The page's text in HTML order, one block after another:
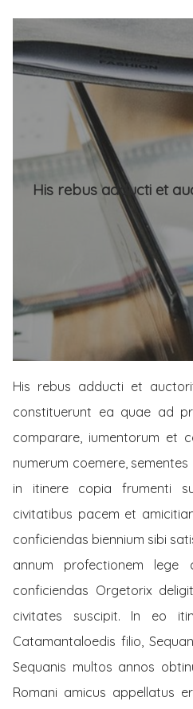
His rebus adducti et
His rebus adducti et
constituerunt ea quae ad
comparare, iumentorum et
numerum coemere,
in itinere copia frumenti
civitatibus pacem et
conficiendas biennium sibi
annum profectionem lege
conficiendas Orgetorix
civitates suscipit. In eo
Catamantaloedis filio,
Sequanis multos annos
Romani amicus appellatus